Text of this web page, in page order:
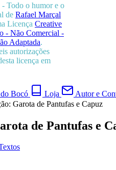
Todo o humor e o
de Rafael Marçal
Licença Creative
- Não Comercial -
Adaptada.
autorizações
licença em
Bocó Loja Autor e
Garota de Pantufas e Capuz
de Pantufas e